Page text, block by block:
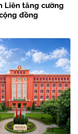
Liên tăng cường
đồng